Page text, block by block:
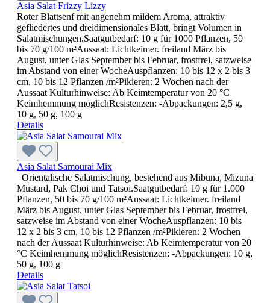
Asia Salat Frizzy Lizzy
Roter Blattsenf mit angenehm mildem Aroma, attraktiv
gefliedertes und dreidimensionales Blatt, bringt Volumen in
Salatmischungen.Saatgutbedarf: 10 g für 1000 Pflanzen, 50
bis 70 g/100 m²Aussaat: Lichtkeimer. freiland März bis
August, unter Glas September bis Februar, frostfrei, satzweise
im Abstand von einer WocheAuspflanzen: 10 bis 12 x 2 bis 3
cm, 10 bis 12 Pflanzen /m²Pikieren: 2 Wochen nach der
Aussaat Kulturhinweise: Ab Keimtemperatur von 20 °C
Keimhemmung möglichResistenzen: -Abpackungen: 2,5 g,
10 g, 50 g, 100 g
Details
Asia Salat Samourai Mix
Orientalische Salatmischung, bestehend aus Mibuna, Mizuna
Mustard, Pak Choi und Tatsoi.Saatgutbedarf: 10 g für 1.000
Pflanzen, 50 bis 70 g/100 m²Aussaat: Lichtkeimer. freiland
März bis August, unter Glas September bis Februar, frostfrei,
satzweise im Abstand von einer WocheAuspflanzen: 10 bis
12 x 2 bis 3 cm, 10 bis 12 Pflanzen /m²Pikieren: 2 Wochen
nach der Aussaat Kulturhinweise: Ab Keimtemperatur von 20
°C Keimhemmung möglichResistenzen: -Abpackungen: 10 g,
50 g, 100 g
Details